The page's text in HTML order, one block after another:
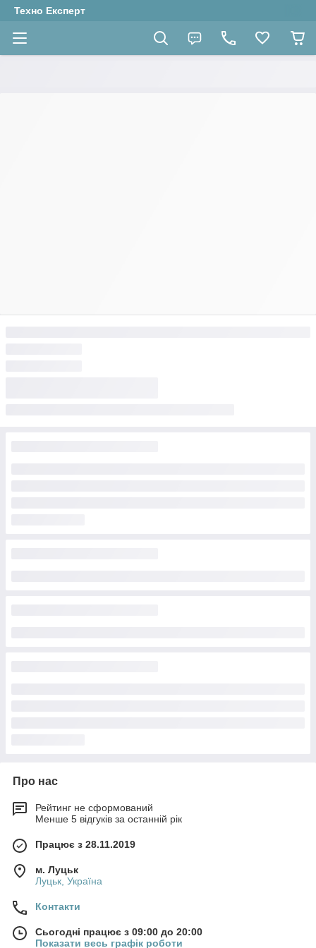
Техно Експерт
Про нас
Рейтинг не сформований
Менше 5 відгуків за останній рік
Працює з 28.11.2019
м. Луцьк
Луцьк, Україна
Контакти
Сьогодні працює з 09:00 до 20:00
Показати весь графік роботи